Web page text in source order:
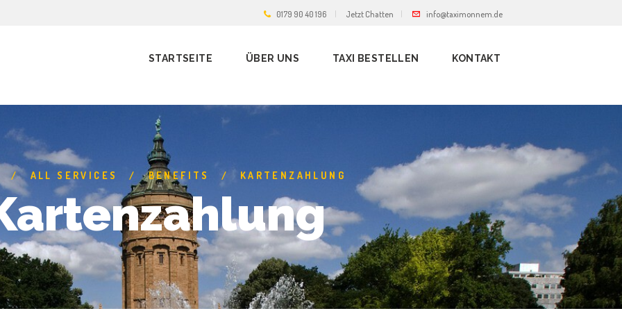
0179 90 40 196 Jetzt Chatten info@taximonnem.de
STARTSEITE ÜBER UNS TAXI BESTELLEN KONTAKT
ALL SERVICES BENEFITS KARTENZAHLUNG